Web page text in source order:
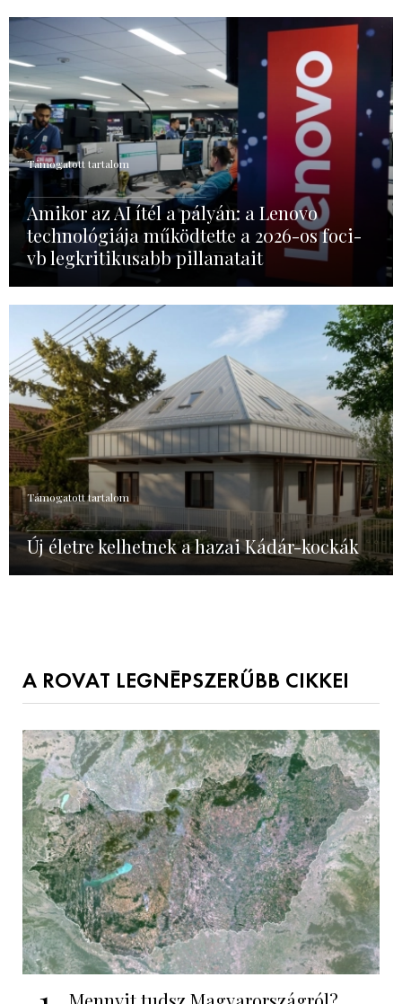
Támogatott tartalom
Amikor az AI ítél a pályán: a Lenovo
technológiája működtette a 2026-os foci-
vb legkritikusabb pillanatait
Támogatott tartalom
Új életre kelhetnek a hazai Kádár-kockák
A ROVAT LEGNÉPSZERŰBB CIKKEI